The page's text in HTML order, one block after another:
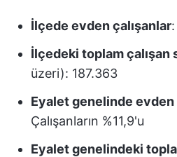
İlçede evden çalışanlar
İlçedeki toplam çalışan
üzeri): 187.363
Eyalet genelinde evden
Çalışanların %11,9'u
Eyalet genelindeki